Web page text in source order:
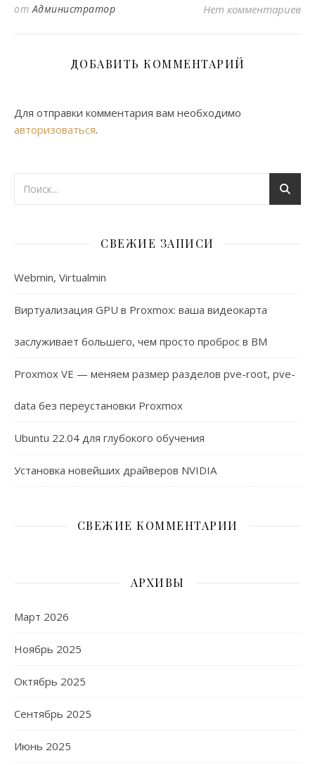
отАдминистратор Нет комментариев
ДОБАВИТЬ КОММЕНТАРИЙ
Для отправки комментария вам необходимо
авторизоваться.
СВЕЖИЕ ЗАПИСИ
Webmin, Virtualmin
Виртуализация GPU в Proxmox: ваша видеокарта
заслуживает большего, чем просто проброс в ВМ
Proxmox VE — меняем размер разделов pve-root, pve-
data без переустановки Proxmox
Ubuntu 22.04 для глубокого обучения
Установка новейших драйверов NVIDIA
СВЕЖИЕ КОММЕНТАРИИ
АРХИВЫ
Март 2026
Ноябрь 2025
Октябрь 2025
Сентябрь 2025
Июнь 2025